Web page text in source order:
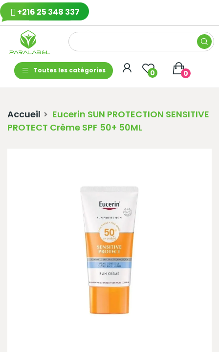
+216 25 348 337
Toutes les catégories 0 0
Accueil
Eucerin SUN PROTECTION SENSITIVE
PROTECT Crème SPF 50+ 50ML